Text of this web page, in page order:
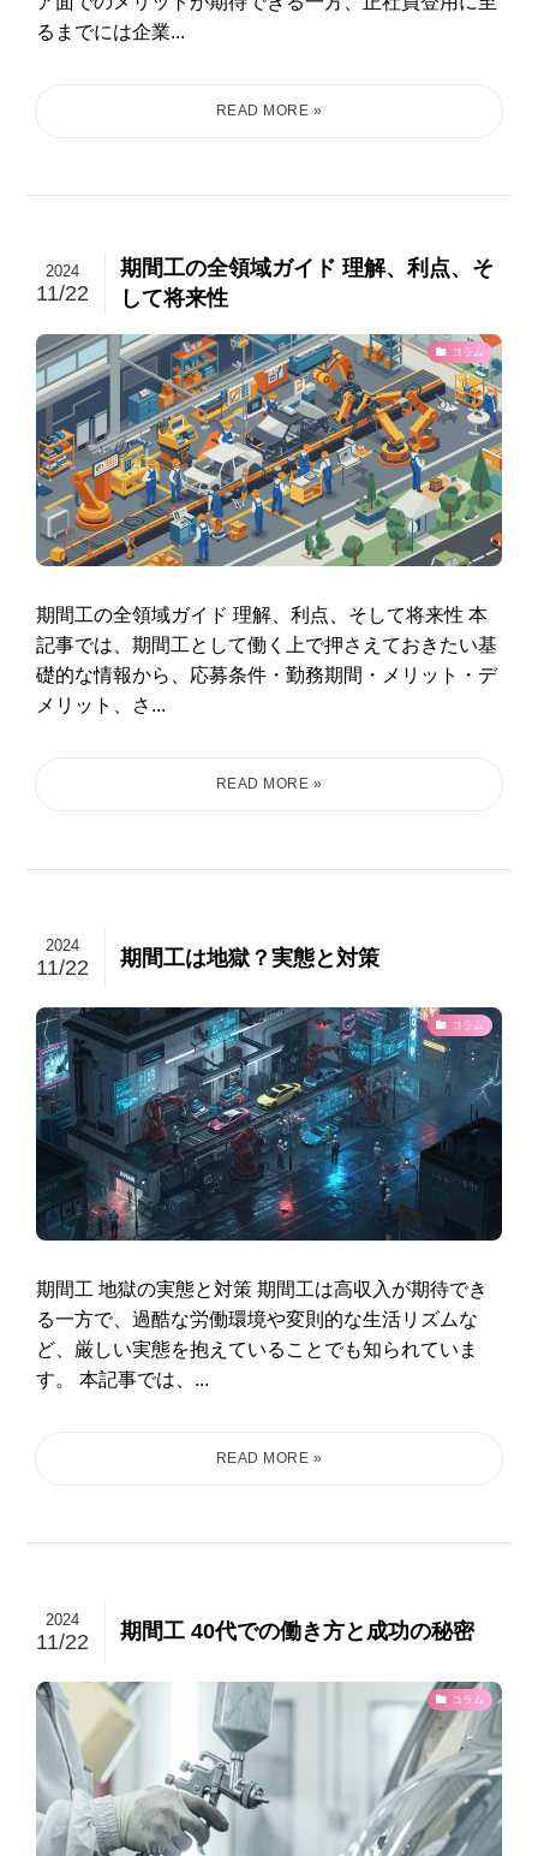
るまでには企業...
期間工の全領域ガイド 理解、利点、そ
して将来性
2024
11/22
コラム
期間工の全領域ガイド 理解、利点、そして将来性 本
記事では、期間工として働く上で押さえておきたい基
礎的な情報から、応募条件・勤務期間・メリット・デ
メリット、さ...
期間工は地獄？実態と対策
2024
11/22
コラム
期間工 地獄の実態と対策 期間工は高収入が期待でき
る一方で、過酷な労働環境や変則的な生活リズムな
ど、厳しい実態を抱えていることでも知られていま
す。 本記事では、...
期間工 40代での働き方と成功の秘密
2024
11/22
コラム